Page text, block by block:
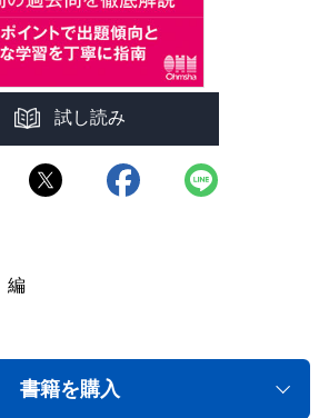
試し読み
編
書籍を購入